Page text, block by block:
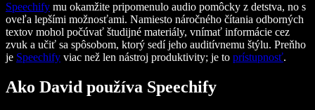
Speechify mu okamžite pripomenulo audio pomôcky z detstva, no s
oveľa lepšími možnosťami. Namiesto náročného čítania odborných
textov mohol počúvať študijné materiály, vnímať informácie cez
zvuk a učiť sa spôsobom, ktorý sedí jeho auditívnemu štýlu. Preňho
je Speechify viac než len nástroj produktivity; je to prístupnosť.
Ako David používa Speechify